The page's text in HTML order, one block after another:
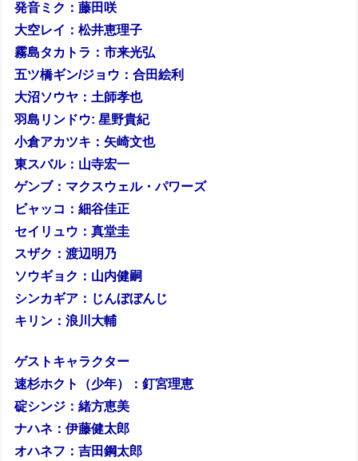
発音ミク：藤田咲
大空レイ：松井恵理子
霧島タカトラ：市来光弘
五ツ橋ギン/ジョウ：合田絵利
大沼ソウヤ：土師孝也
羽島リンドウ: 星野貴紀
小倉アカツキ：矢崎文也
東スバル：山寺宏一
ゲンブ：マクスウェル・パワーズ
ビャッコ：細谷佳正
セイリュウ：真堂圭
スザク：渡辺明乃
ソウギョク：山内健嗣
シンカギア：じんぼぼんじ
キリン：浪川大輔
ゲストキャラクター
速杉ホクト（少年）：釘宮理恵
碇シンジ：緒方恵美
ナハネ：伊藤健太郎
オハネフ：吉田鋼太郎